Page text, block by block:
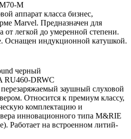
M
аппарат класса бизнес,
Marvel. Предназначен для
от легкой до умеренной степени.
Оснащен индукционной катушкой.
RU460-DRWC
заушный слуховой
Относится к премиум классу,
комплектацию и
инновационного типа M&RIE
Работает на встроенном литий-